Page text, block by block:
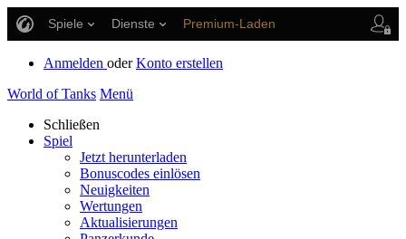
Spiele Dienste Premium-Laden
Spieler Support
Anmelden oderKonto erstellen
World of Tanks Menü
Schließen
Spiel
Jetzt herunterladen
Bonuscodes einlösen
Neuigkeiten
Wertungen
Aktualisierungen